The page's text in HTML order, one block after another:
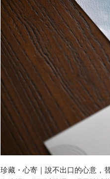
珍藏・心寄｜說不出口的心意，